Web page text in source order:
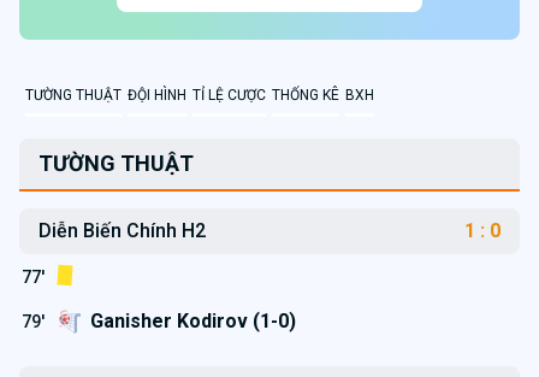
TƯỜNG THUẬT ĐỘI HÌNH TỈ LỆ CƯỢC THỐNG KÊ BXH
TƯỜNG THUẬT
Diễn Biến Chính H2 1 : 0
77'
79' Ganisher Kodirov (1-0)